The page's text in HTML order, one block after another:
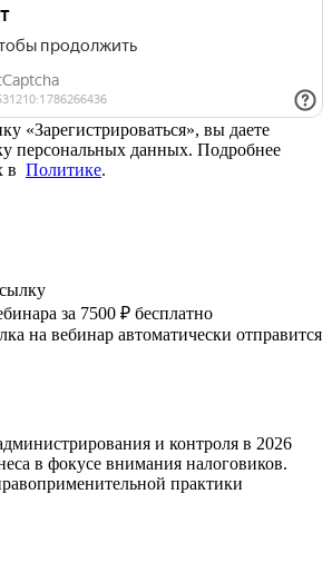
«Зарегистрироваться», вы даете
персональных данных. Подробнее
в Политике.
за 7500 ₽ бесплатно
на вебинар автоматически отправится
и контроля в 2026
в фокусе внимания налоговиков.
практики